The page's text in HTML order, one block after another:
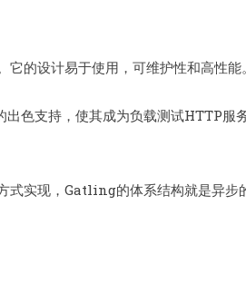
的设计易于使用，可维护性和高性能。
色支持，使其成为负载测试HTTP服
式实现，Gatling的体系结构就是异步